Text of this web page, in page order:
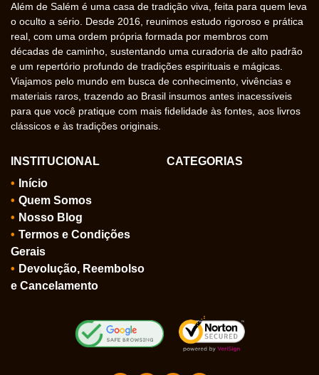
Além de Salém é uma casa de tradição viva, feita para quem leva
o oculto a sério. Desde 2016, reunimos estudo rigoroso e prática
real, com uma ordem própria formada por membros com
décadas de caminho, sustentando uma curadoria de alto padrão
e um repertório profundo de tradições espirituais e mágicas.
Viajamos pelo mundo em busca de conhecimento, vivências e
materiais raros, trazendo ao Brasil insumos antes inacessíveis
para que você pratique com mais fidelidade às fontes, aos livros
clássicos e às tradições originais.
INSTITUCIONAL
Início
Quem Somos
Nosso Blog
Termos e Condições
Gerais
Devolução, Reembolso
e Cancelamento
CATEGORIAS